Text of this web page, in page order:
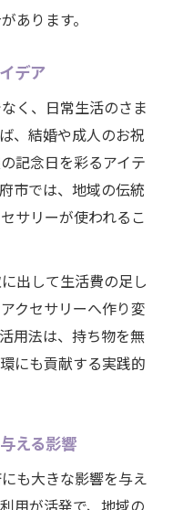
あります。
デア
く、日常生活のさま
、結婚や成人のお祝
記念日を彩るアイテ
市では、地域の伝統
サリーが使われるこ
出して生活費の足し
クセサリーへ作り変
用法は、持ち物を無
にも貢献する実践的
える影響
も大きな影響を与え
用が活発で、地域の